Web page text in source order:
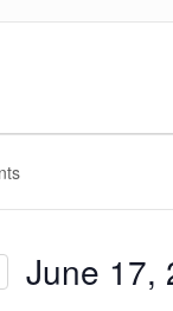
June 17,